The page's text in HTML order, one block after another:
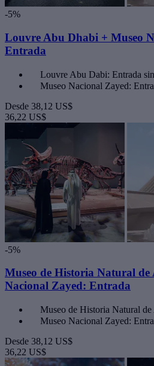
-5%
Louvre Abu Dhabi + Museo
Entrada
Louvre Abu Dabi: Entrada
Museo Nacional Zayed:
Desde 38,12 US$
36,22 US$
-5%
Museo de Historia Natural
Nacional Zayed: Entrada
Museo de Historia Natural
Museo Nacional Zayed:
Desde 38,12 US$
36,22 US$